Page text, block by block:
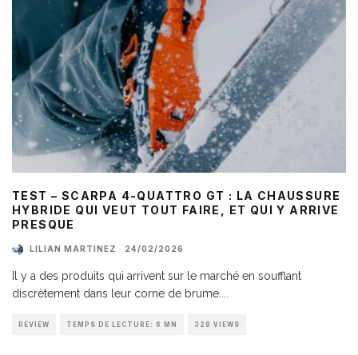
TEST – SCARPA 4-QUATTRO GT : LA CHAUSSURE
HYBRIDE QUI VEUT TOUT FAIRE, ET QUI Y ARRIVE
PRESQUE
LILIAN MARTINEZ · 24/02/2026
Il y a des produits qui arrivent sur le marché en soufflant
discrètement dans leur corne de brume.
REVIEW TEMPS DE LECTURE: 6 MN 329 VIEWS